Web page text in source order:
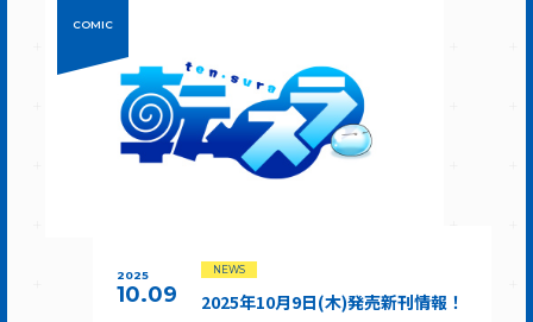
COMIC
2025
10.09
NEWS
2025年10月9日(木)発売新刊情報！